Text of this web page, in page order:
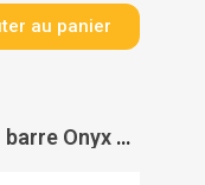
au panier
Support de douchette pour barre Onyx 2 - AKW